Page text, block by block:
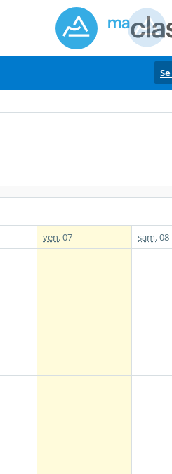
ven.07 sam.08